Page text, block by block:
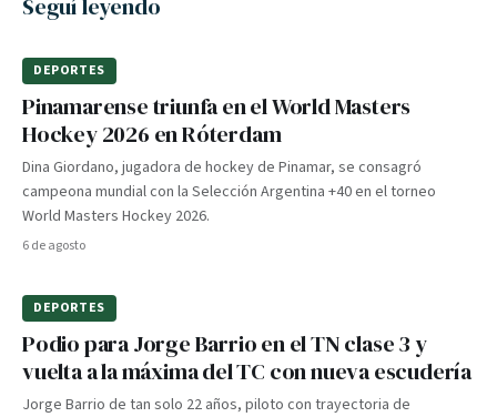
Seguí leyendo
DEPORTES
Pinamarense triunfa en el World Masters
Hockey 2026 en Róterdam
Dina Giordano, jugadora de hockey de Pinamar, se consagró
campeona mundial con la Selección Argentina +40 en el torneo
World Masters Hockey 2026.
6 de agosto
DEPORTES
Podio para Jorge Barrio en el TN clase 3 y
vuelta a la máxima del TC con nueva escudería
Jorge Barrio de tan solo 22 años, piloto con trayectoria de